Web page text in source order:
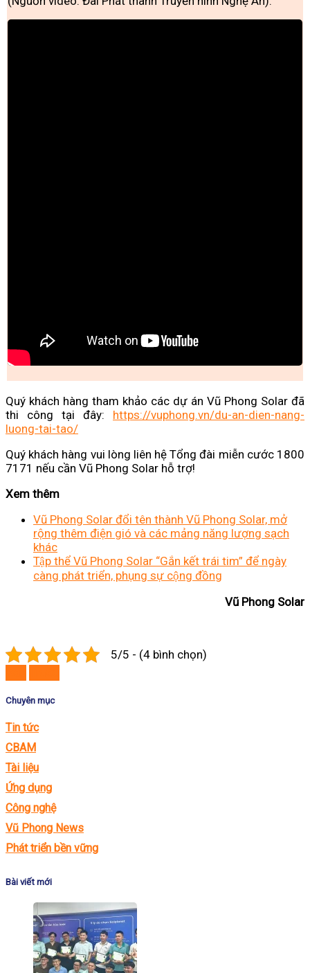
Quý khách hàng tham khảo các dự án Vũ Phong Solar đã
thi công tại đây: https://vuphong.vn/du-an-dien-nang-
luong-tai-tao/
Quý khách hàng vui lòng liên hệ Tổng đài miễn cước 1800
7171 nếu cần Vũ Phong Solar hỗ trợ!
Xem thêm
Vũ Phong Solar đổi tên thành Vũ Phong Solar, mở
rộng thêm điện gió và các mảng năng lượng sạch
khác
Tập thể Vũ Phong Solar “Gắn kết trái tim” để ngày
càng phát triển, phụng sự cộng đồng
Vũ Phong Solar
5/5 - (4 bình chọn)
Chuyên mục
Tin tức
CBAM
Tài liệu
Ứng dụng
Công nghệ
Vũ Phong News
Phát triển bền vững
Bài viết mới